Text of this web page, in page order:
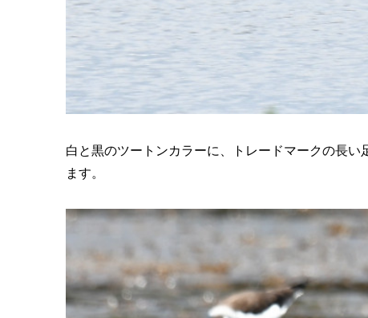
白と黒のツートンカラーに、トレードマークの長
ます。